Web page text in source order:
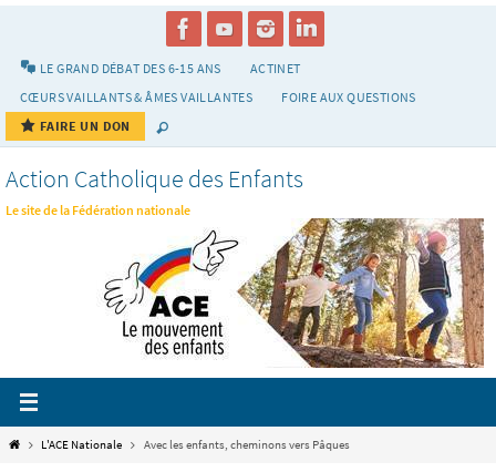
LE GRAND DÉBAT DES 6-15 ANS
ACTINET
CŒURS VAILLANTS & ÂMES VAILLANTES
FOIRE AUX QUESTIONS
FAIRE UN DON
Action Catholique des Enfants
Le site de la Fédération nationale
HomeL'ACE Nationale Avec les enfants, cheminons vers Pâques